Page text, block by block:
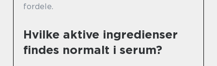
fordele.
Hvilke aktive ingredienser
findes normalt i serum?